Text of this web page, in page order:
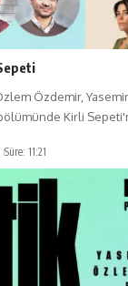
Özdemir,
Kirli
Süre: 11:21